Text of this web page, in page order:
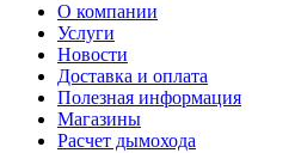
О компании
Услуги
Новости
Доставка и оплата
Полезная информация
Магазины
Расчет дымохода